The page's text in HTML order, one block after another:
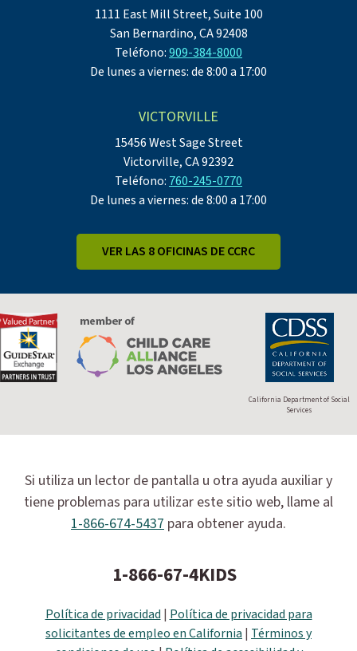
1111 East Mill Street, Suite 100
San Bernardino, CA 92408
Teléfono:909-384-8000
De lunes a viernes: de 8:00 a 17:00
VICTORVILLE
15456 West Sage Street
Victorville, CA 92392
Teléfono: 760-245-0770
De lunes a viernes: de 8:00 a 17:00
VER LAS 8 OFICINAS DE CCRC
California Department of Social
Services
Si utiliza un lector de pantalla u otra ayuda auxiliar y
tiene problemas para utilizar este sitio web, llame al
1-866-674-5437 para obtener ayuda.
1-866-67-4KIDS
Política de privacidad | Política de privacidad para
solicitantes de empleo en California | Términos y